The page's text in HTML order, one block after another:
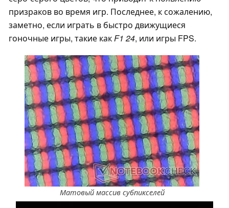
призраков во время игр. Последнее, к сожалению,
заметно, если играть в быстро движущиеся
гоночные игры, такие какF1 24, или игры FPS.
Матовый массив субпикселей